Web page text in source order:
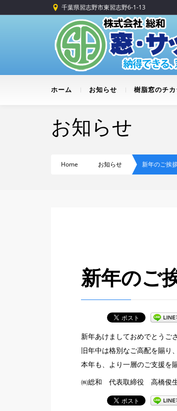
千葉県習志野市東習志野6-1-13
ホーム お知らせ 樹脂窓のチカ
お知らせ
Home お知らせ 新年のご挨
新年のご
新年あけましておめでとうご
旧年中は格別なご高配を賜り
本年も、より一層のご支援を
㈱総和 代表取締役 高橋俊